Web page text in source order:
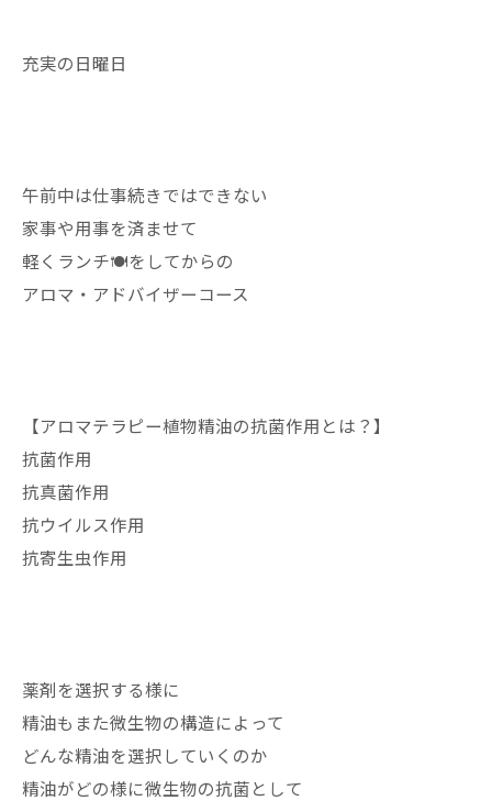
充実の日曜日
午前中は仕事続きではできない
家事や用事を済ませて
軽くランチ🍽️をしてからの
アロマ・アドバイザーコース
【アロマテラピー植物精油の抗菌作用とは？】
抗菌作用
抗真菌作用
抗ウイルス作用
抗寄生虫作用
薬剤を選択する様に
精油もまた微生物の構造によって
どんな精油を選択していくのか
精油がどの様に微生物の抗菌として